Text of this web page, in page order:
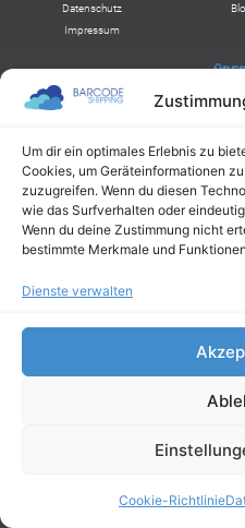
Um dir ein optimales Erlebnis zu
Cookies, um Geräteinformationen
zuzugreifen. Wenn du diesen
wie das Surfverhalten oder
Wenn du deine Zustimmung nicht
bestimmte Merkmale und
Dienste verwalten
Cookie-Richtlinie
Datenschutz
Impressum
YBM-
Obere
44575